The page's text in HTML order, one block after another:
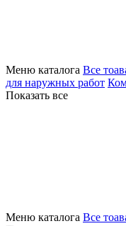
Меню каталога Все
для наружных работ
Показать все
Меню каталога Все